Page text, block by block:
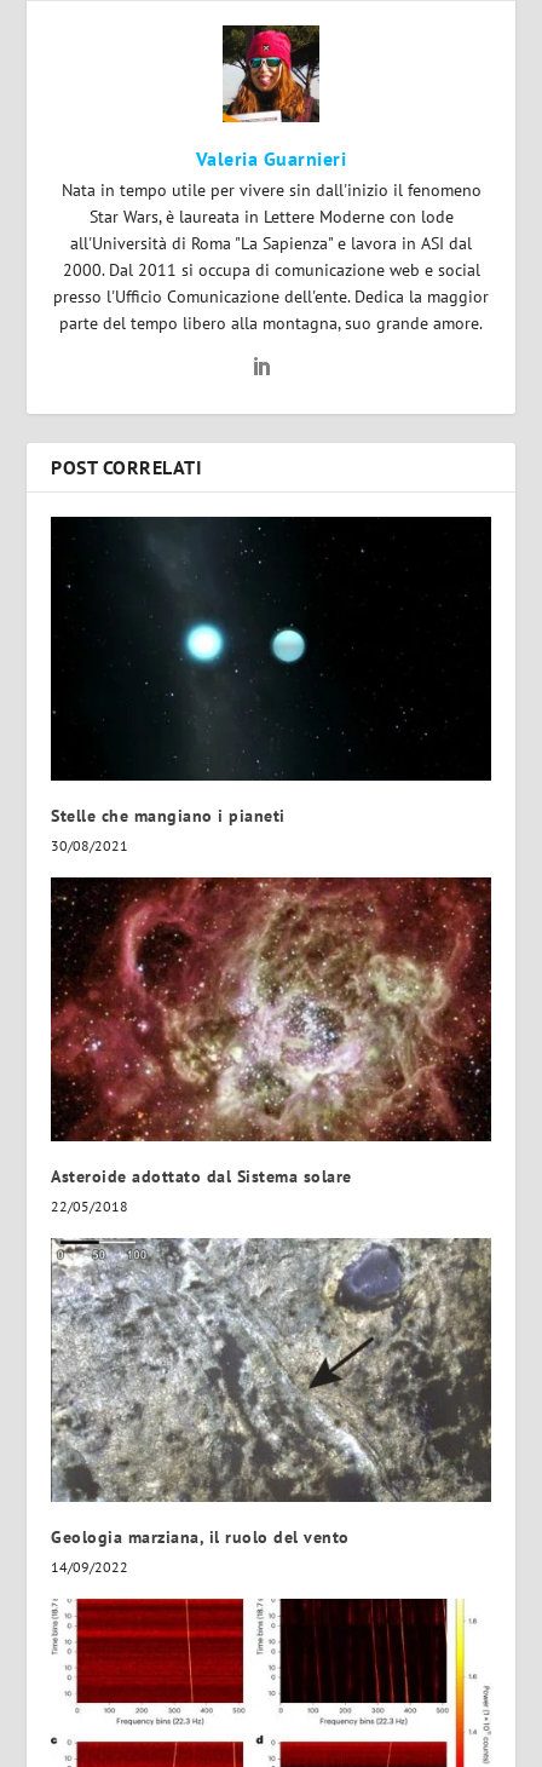
Valeria Guarnieri
Nata in tempo utile per vivere sin dall'inizio il fenomeno
Star Wars, è laureata in Lettere Moderne con lode
all'Università di Roma "La Sapienza" e lavora in ASI dal
2000. Dal 2011 si occupa di comunicazione web e social
presso l'Ufficio Comunicazione dell'ente. Dedica la maggior
parte del tempo libero alla montagna, suo grande amore.
POST CORRELATI
Stelle che mangiano i pianeti
30/08/2021
Asteroide adottato dal Sistema solare
22/05/2018
Geologia marziana, il ruolo del vento
14/09/2022